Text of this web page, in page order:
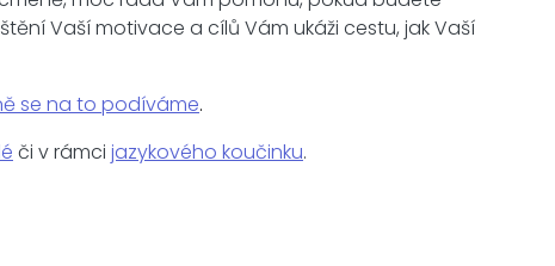
Vaší motivace a cílů Vám ukáži cestu, jak Vaší
se na to podíváme.
či v rámci jazykového koučinku.